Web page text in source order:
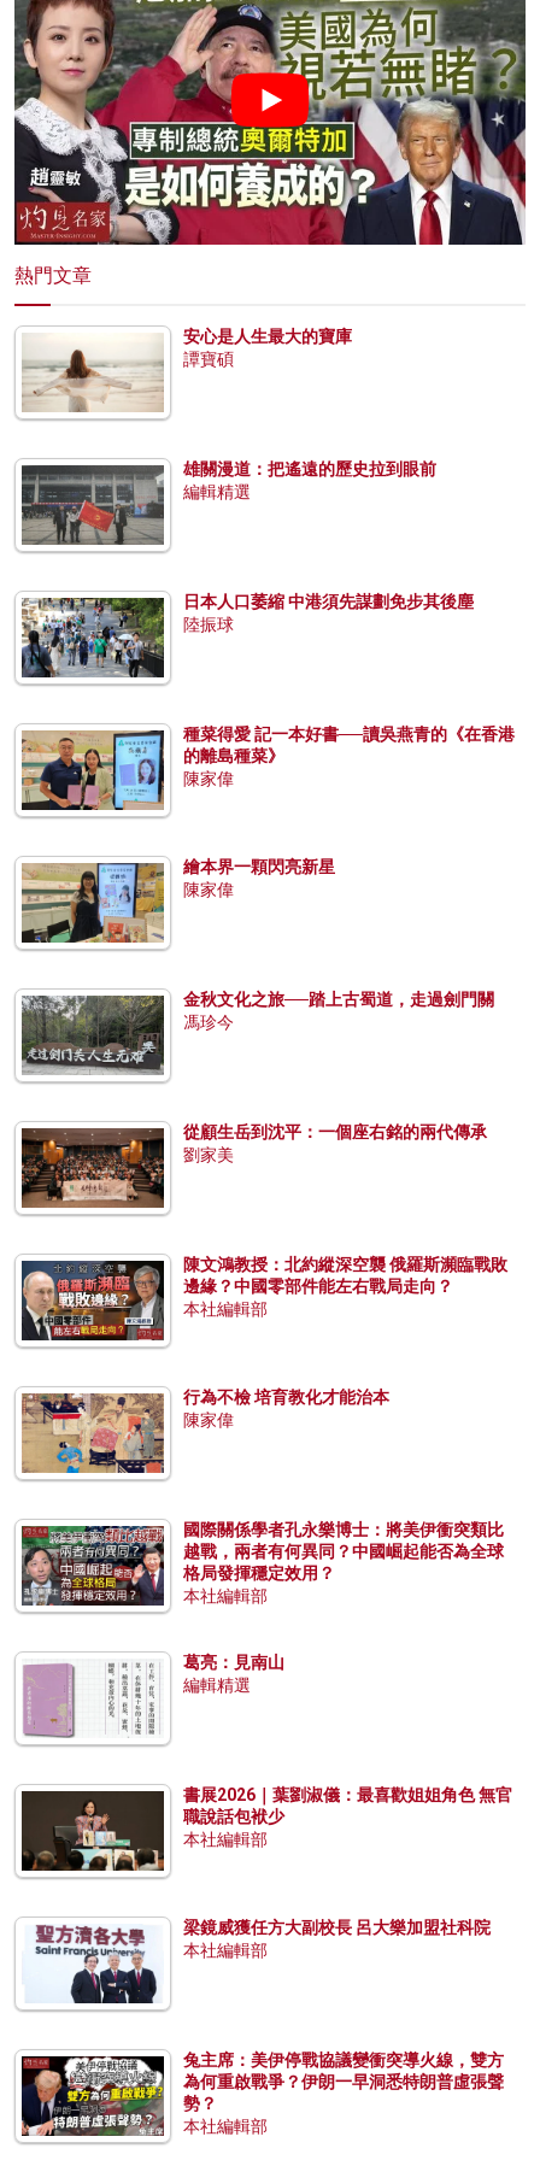
熱門文章
安心是人生最大的寶庫
譚寶碩
雄關漫道：把遙遠的歷史拉到眼前
編輯精選
日本人口萎縮 中港須先謀劃免步其後塵
陸振球
種菜得愛 記一本好書──讀吳燕青的《在香港
的離島種菜》
陳家偉
繪本界一顆閃亮新星
陳家偉
金秋文化之旅──踏上古蜀道，走過劍門關
馮珍今
從顧生岳到沈平：一個座右銘的兩代傳承
劉家美
陳文鴻教授：北約縱深空襲 俄羅斯瀕臨戰敗
邊緣？中國零部件能左右戰局走向？
本社編輯部
行為不檢 培育教化才能治本
陳家偉
國際關係學者孔永樂博士：將美伊衝突類比
越戰，兩者有何異同？中國崛起能否為全球
格局發揮穩定效用？
本社編輯部
葛亮：見南山
編輯精選
書展2026｜葉劉淑儀：最喜歡姐姐角色 無官
職說話包袱少
本社編輯部
梁鏡威獲任方大副校長 呂大樂加盟社科院
本社編輯部
兔主席：美伊停戰協議變衝突導火線，雙方
為何重啟戰爭？伊朗一早洞悉特朗普虛張聲
勢？
本社編輯部